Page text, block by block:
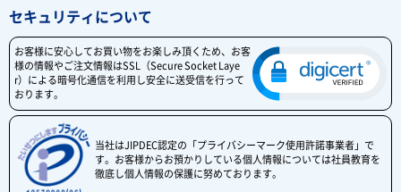
BRIDGESTONE
ブリヂストン
世界でもトップクラスのタイヤメーカーBRIDGESTONE
（ブリヂストン）。 「世界最高の品質で社会に貢献」を
不変の使命として掲げ、 1930年の第一号タイヤ誕生か
ら2005年には数あるタイヤメーカーの中から、世界トッ
プシェアとなりました。 今もなお業界最大手として技術
革新に余念がありません。
総合評価：125件 4.54
GOODYEAR
セキュリティについて
お客様に安心してお買い物をお楽しみ頂くため、お客
様の情報やご注文情報はSSL（Secure Socket Laye
r）による暗号化通信を利用し安全に送受信を行って
おります。
当社はJIPDEC認定の「プライバシーマーク使用許諾事業者」で
す。お客様からお預かりしている個人情報については社員教育を
徹底し個人情報の保護に努めております。